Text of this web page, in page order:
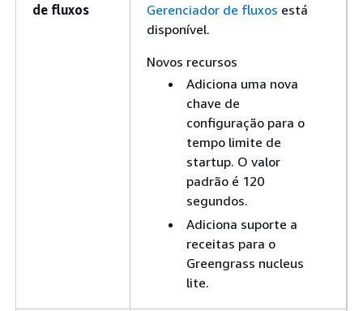
de fluxos
Gerenciador de fluxos está
disponível.
Novos recursos
Adiciona uma nova
chave de
configuração para o
tempo limite de
startup. O valor
padrão é 120
segundos.
Adiciona suporte a
receitas para o
Greengrass nucleus
lite.